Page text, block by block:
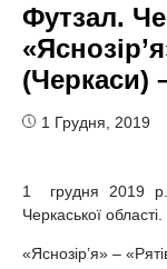
Футзал.
(Черкаси)
1 Грудня, 2019
1 грудня 2019 р.
Черкаської
«Яснозір’я» –